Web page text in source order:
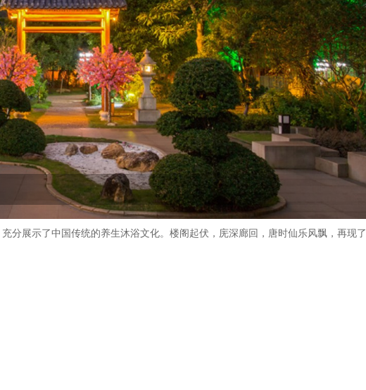
分展示了中国传统的养生沐浴文化。楼阁起伏，庑深廊回，唐时仙乐风飘，再现了